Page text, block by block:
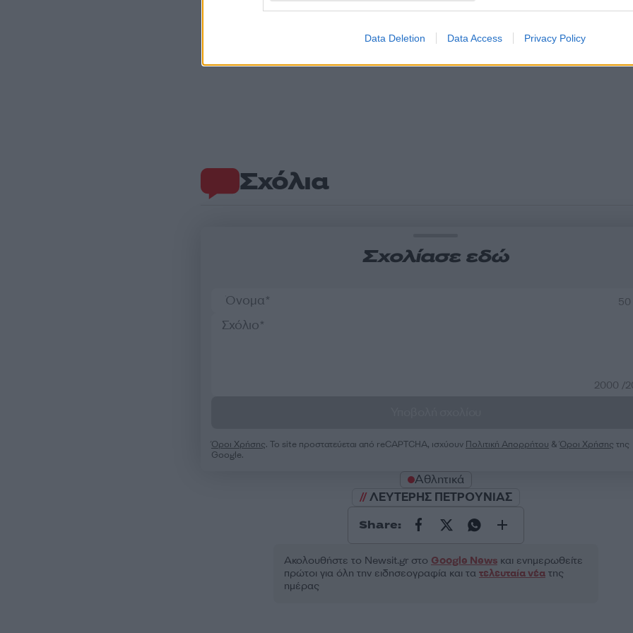
Data Deletion Data Access Privacy Policy
Σχόλια
Σχολίασε εδώ
2000 /
Όροι Χρήσης. Το site προστατεύεται από reCAPTCHA, ισχύουν Πολιτική Απορρήτου &Όροι Χρήσης της
Google.
Αθλητικά
ΛΕΥΤΕΡΗΣ ΠΕΤΡΟΥΝΙΑΣ
Share:
Ακολουθήστε το Νewsit.gr στο Google Newsκαι ενημερωθείτε
πρώτοι για όλη την ειδησεογραφία και τα τελευταία νέατης
ημέρας